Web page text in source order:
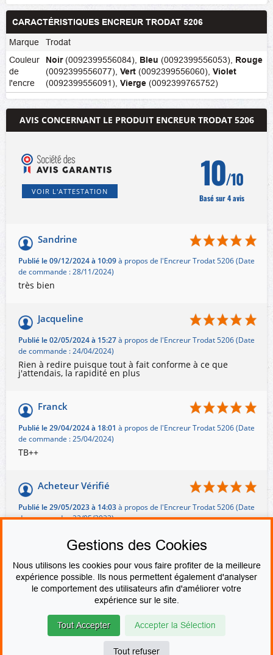
CARACTÉRISTIQUES ENCREUR TRODAT 5206
Marque
Trodat
Couleur
de
l'encre
Noir (0092399556084), Bleu (0092399556053), Rouge
(0092399556077), Vert (0092399556060), Violet
(0092399556091), Vierge (0092399765752)
AVIS CONCERNANT LE PRODUIT ENCREUR TRODAT 5206
VOIR L'ATTESTATION 10/10
Basé sur 4 avis
Sandrine
Publié le 09/12/2024 à 10:09à propos de l'Encreur Trodat 5206 (Date
de commande : 28/11/2024)
très bien
Jacqueline
Publié le 02/05/2024 à 15:27à propos de l'Encreur Trodat 5206 (Date
de commande : 24/04/2024)
Rien à redire puisque tout à fait conforme à ce que
j'attendais, la rapidité en plus
Franck
Publié le 29/04/2024 à 18:01 à propos de l'Encreur Trodat 5206 (Date
de commande : 25/04/2024)
TB++
Acheteur Vérifié
Publié le 29/05/2023 à 14:03à propos de l'Encreur Trodat 5206 (Date
de commande : 22/05/2023)
PAIEMENT SÉCURISÉ
© Le fabricant de Tampons Contact
Mentions légales
Devenir revendeur
Gestions des Cookies
Nous utilisons les cookies pour vous faire profiter de la meilleure
expérience possible. Ils nous permettent également d'analyser
le comportement des utilisateurs afin d'améliorer votre
expérience sur le site.
Tout Accepter Accepter la Sélection
Tout refuser